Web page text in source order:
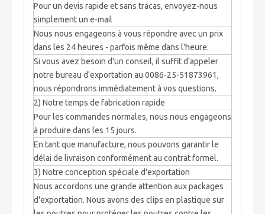
Pour un devis rapide et sans tracas, envoyez-nous
simplement un e-mail
Nous nous engageons à vous répondre avec un prix
dans les 24 heures - parfois même dans l'heure.
Si vous avez besoin d'un conseil, il suffit d'appeler
notre bureau d'exportation au 0086-25-51873961,
nous répondrons immédiatement à vos questions.
2) Notre temps de fabrication rapide
Pour les commandes normales, nous nous engageons
à produire dans les 15 jours.
En tant que manufacture, nous pouvons garantir le
délai de livraison conformément au contrat formel.
3) Notre conception spéciale d'exportation
Nous accordons une grande attention aux packages
d'exportation. Nous avons des clips en plastique sur